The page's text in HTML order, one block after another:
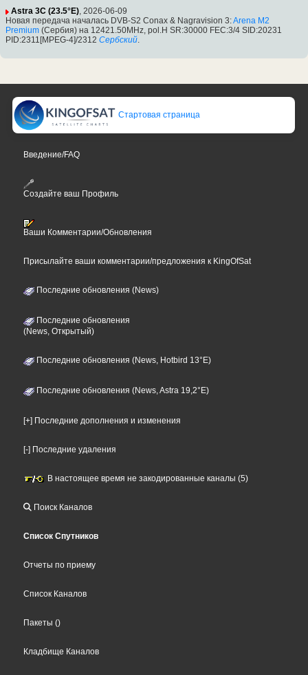
Astra 3C (23.5°E), 2026-06-09
Новая передача началась DVB-S2 Conax & Nagravision 3:Arena M2
Premium (Сербия) на 12421.50MHz, pol.H SR:30000 FEC:3/4 SID:20231
PID:2311[MPEG-4]/2312 Сербский.
Стартовая страница
Введение/FAQ
Создайте ваш Профиль
Ваши Комментарии/Обновления
Присылайте ваши комментарии/предложения к KingOfSat
Последние обновления (News)
Последние обновления
(News, Открытый)
Последние обновления (News, Hotbird 13°E)
Последние обновления (News, Astra 19,2°E)
[+] Последние дополнения и изменения
[-] Последние удаления
В настоящее время не закодированные каналы (5)
Поиск Каналов
Список Спутников
Отчеты по приему
Список Каналов
Пакеты ()
Кладбище Каналов